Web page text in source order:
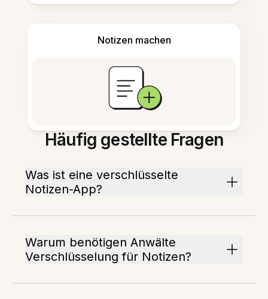
Notizen machen
Häufig gestellte Fragen
Was ist eine verschlüsselte
Notizen-App?
Warum benötigen Anwälte
Verschlüsselung für Notizen?